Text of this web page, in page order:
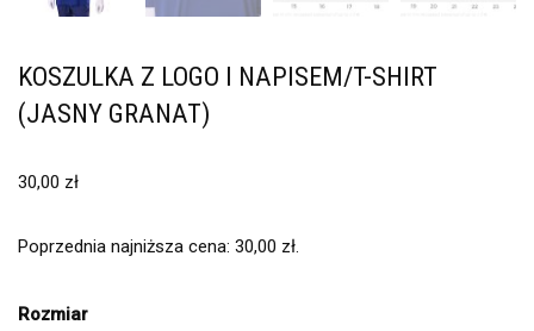
KOSZULKA Z LOGO I NAPISEM/T-SHIRT
(JASNY GRANAT)
30,00 zł
Poprzednia najniższa cena: 30,00 zł.
Rozmiar